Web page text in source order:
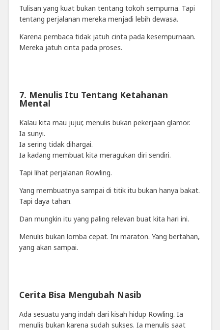
Tulisan yang kuat bukan tentang tokoh sempurna. Tapi
tentang perjalanan mereka menjadi lebih dewasa.
Karena pembaca tidak jatuh cinta pada kesempurnaan.
Mereka jatuh cinta pada proses.
7. Menulis Itu Tentang Ketahanan
Mental
Kalau kita mau jujur, menulis bukan pekerjaan glamor.
Ia sunyi.
Ia sering tidak dihargai.
Ia kadang membuat kita meragukan diri sendiri.
Tapi lihat perjalanan Rowling.
Yang membuatnya sampai di titik itu bukan hanya bakat.
Tapi daya tahan.
Dan mungkin itu yang paling relevan buat kita hari ini.
Menulis bukan lomba cepat. Ini maraton. Yang bertahan,
yang akan sampai.
Cerita Bisa Mengubah Nasib
Ada sesuatu yang indah dari kisah hidup Rowling. Ia
menulis bukan karena sudah sukses. Ia menulis saat